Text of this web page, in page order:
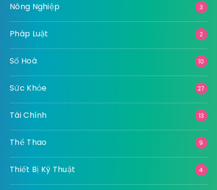
Nông Nghiệp 3
Pháp Luật 2
Số Hoá 10
Sức Khỏe 27
Tài Chính 13
Thể Thao 9
Thiết Bị Kỹ Thuật 4